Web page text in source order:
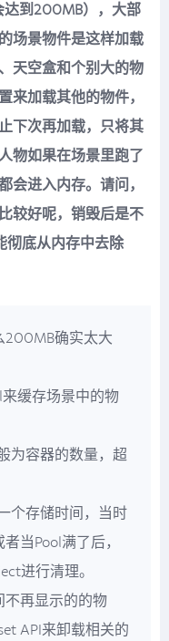
达到200MB），大部
场景物件是这样加载
天空盒和个别大的物
来加载其他的物件，
下次再加载，只将其
物如果在场景里跑了
会进入内存。请问，
较好呢，销毁后是不
彻底从内存中去除
200MB确实太大
缓存场景中的物
为容器的数量，超
个存储时间，当时
当Pool满了后，
进行清理。
不再显示的的物
API来卸载相关的